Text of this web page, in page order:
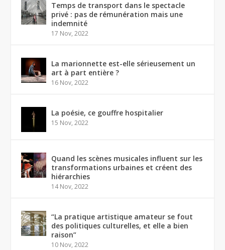
Temps de transport dans le spectacle
privé : pas de rémunération mais une
indemnité
17 Nov, 2022
La marionnette est-elle sérieusement un
art à part entière ?
16 Nov, 2022
La poésie, ce gouffre hospitalier
15 Nov, 2022
Quand les scènes musicales influent sur les
transformations urbaines et créent des
hiérarchies
14 Nov, 2022
“La pratique artistique amateur se fout
des politiques culturelles, et elle a bien
raison”
10 Nov, 2022